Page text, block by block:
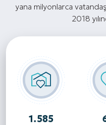
yana milyonlarca
2018
400